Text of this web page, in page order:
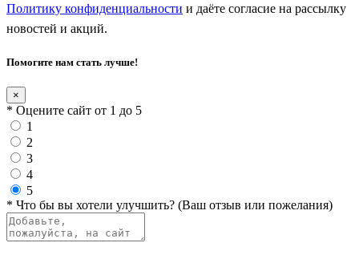
Политику конфиденциальности и даёте согласие на рассылку
новостей и акций.
Помогите нам стать лучше!
×
* Оцените сайт от 1 до 5
1
2
3
4
5
* Что бы вы хотели улучшить? (Ваш отзыв или пожелания)